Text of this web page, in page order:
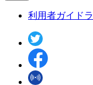
利用者ガイド